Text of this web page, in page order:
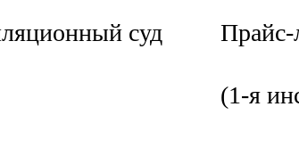
суд Прайс-
(1-я